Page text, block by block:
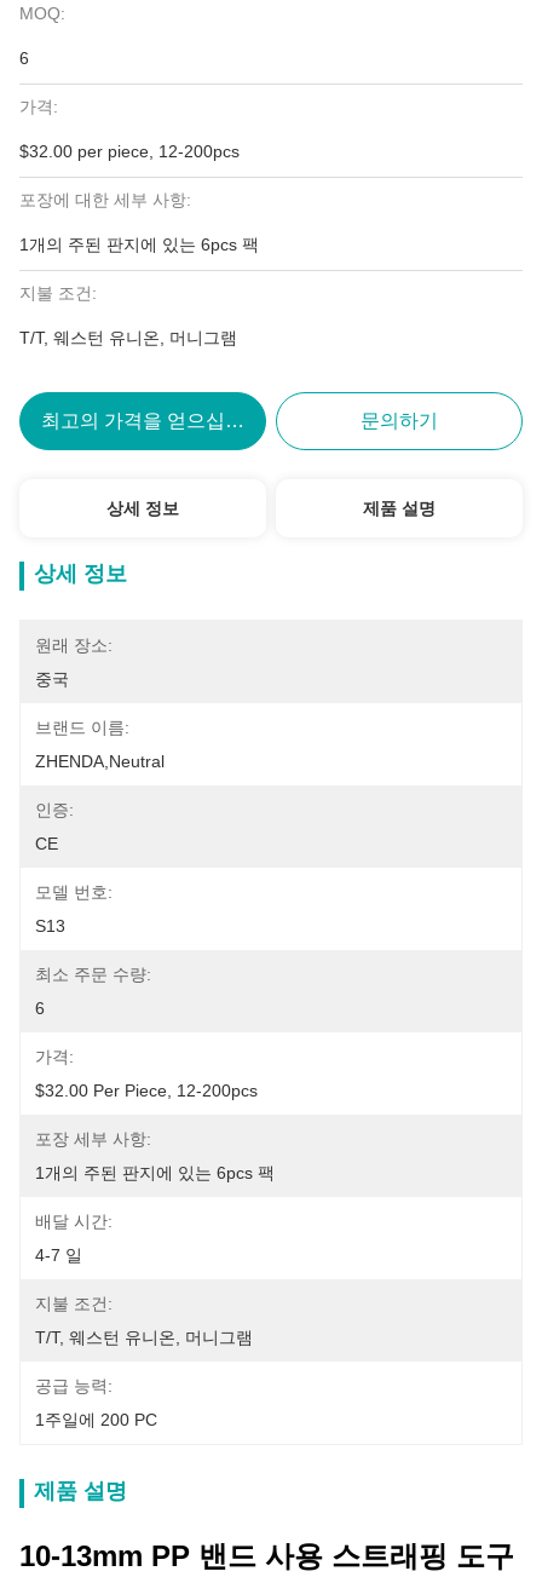
MOQ:
6
가격:
$32.00 per piece, 12-200pcs
포장에 대한 세부 사항:
1개의 주된 판지에 있는 6pcs 팩
지불 조건:
T/T, 웨스턴 유니온, 머니그램
최고의 가격을 얻으십시오 문의하기
상세 정보 제품 설명
상세 정보
원래 장소:
중국
브랜드 이름:
ZHENDA,Neutral
인증:
CE
모델 번호:
S13
최소 주문 수량:
6
가격:
$32.00 Per Piece, 12-200pcs
포장 세부 사항:
1개의 주된 판지에 있는 6pcs 팩
배달 시간:
4-7 일
지불 조건:
T/T, 웨스턴 유니온, 머니그램
공급 능력:
1주일에 200 PC
제품 설명
10-13mm PP 밴드 사용 스트래핑 도구